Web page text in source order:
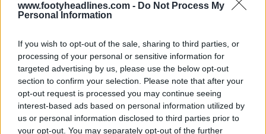
www.footyheadlines.com - Do Not Process My
Personal Information
If you wish to opt-out of the sale, sharing to third parties, or
processing of your personal or sensitive information for
targeted advertising by us, please use the below opt-out
section to confirm your selection. Please note that after your
opt-out request is processed you may continue seeing
interest-based ads based on personal information utilized by
us or personal information disclosed to third parties prior to
your opt-out. You may separately opt-out of the further